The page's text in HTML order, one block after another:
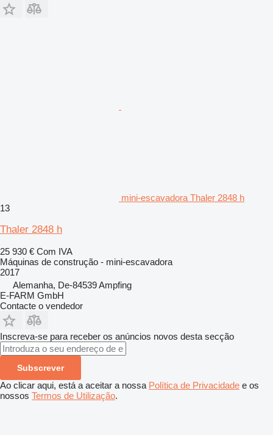
mini-escavadora Thaler 2848 h
13
Thaler 2848 h
25 930 € Com IVA
Máquinas de construção - mini-escavadora
2017
Alemanha, De-84539 Ampfing
E-FARM GmbH
Contacte o vendedor
Inscreva-se para receber os anúncios novos desta secção
Subscrever
Ao clicar aqui, está a aceitar a nossa Política de Privacidade e os
nossos Termos de Utilização.